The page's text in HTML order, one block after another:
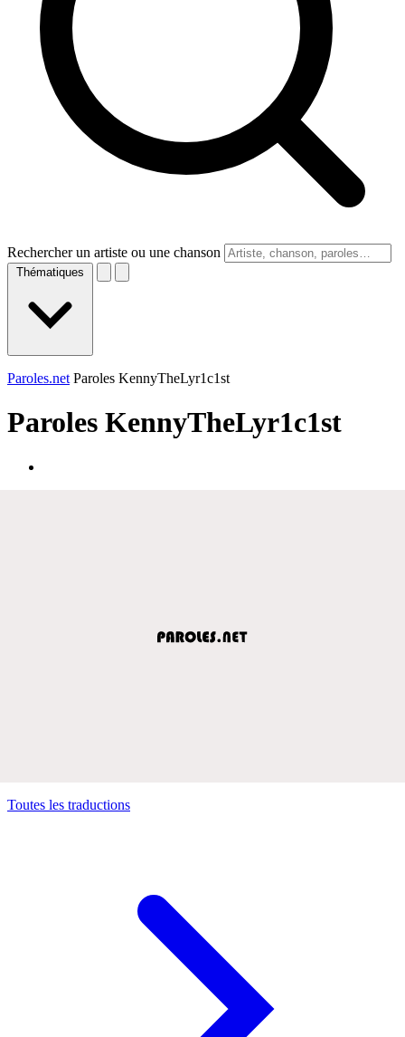
Rechercher un artiste ou une chanson
Thématiques
Paroles.net Paroles KennyTheLyr1c1st
Paroles KennyTheLyr1c1st
Toutes les traductions